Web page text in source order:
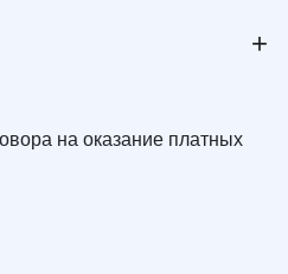
+
на оказание платных